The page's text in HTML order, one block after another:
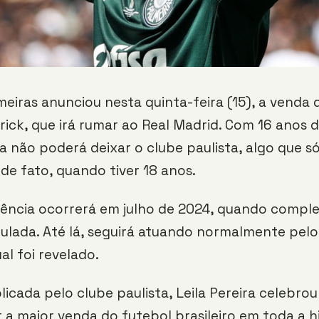
anunciou nesta quinta-feira (15), a venda
que irá rumar ao Real Madrid. Com 16 anos
não poderá deixar o clube paulista, algo que
fato, quando tiver 18 anos.
ocorrerá em julho de 2024, quando
Até lá, seguirá atuando normalmente
foi revelado.
pelo clube paulista, Leila Pereira